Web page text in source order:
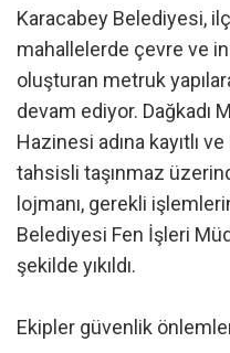
Karacabey Belediyesi,
mahallelerde çevre ve
oluşturan metruk
devam ediyor. Dağkadı
Hazinesi adına kayıtlı
tahsisli taşınmaz
lojmanı, gerekli
Belediyesi Fen İşleri
şekilde yıkıldı.
Ekipler güvenlik